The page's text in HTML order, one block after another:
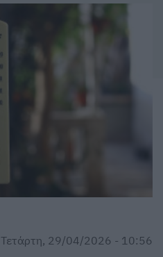
Τετάρτη, 29/04/2026 - 10:56